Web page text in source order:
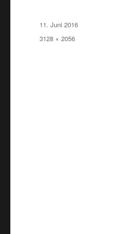
Veröffentlicht
am
11. Juni 2016
Originalgröße
3128 × 2056